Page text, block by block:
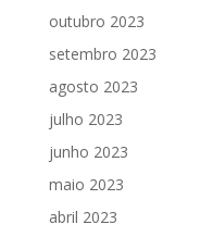
outubro 2023
setembro 2023
agosto 2023
julho 2023
junho 2023
maio 2023
abril 2023